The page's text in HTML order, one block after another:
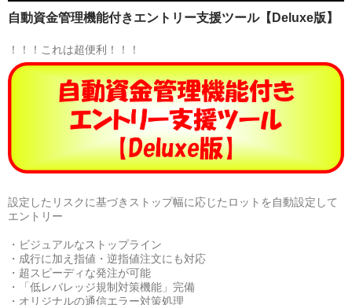
自動資金管理機能付きエントリー支援ツール【Deluxe版】
！！！これは超便利！！！
設定したリスクに基づきストップ幅に応じたロットを自動設定して
エントリー
・ビジュアルなストップライン
・成行に加え指値・逆指値注文にも対応
・超スピーディな発注が可能
・「低レバレッジ規制対策機能」完備
・オリジナルの通信エラー対策処理